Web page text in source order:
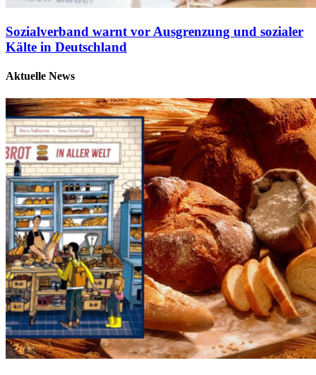
Sozialverband warnt vor Ausgrenzung und sozialer
Kälte in Deutschland
Aktuelle News